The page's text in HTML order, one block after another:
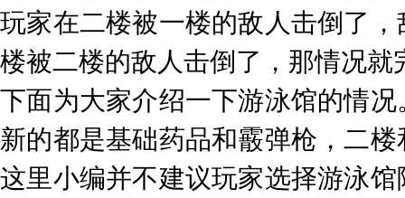
玩家在二楼被一楼的敌人击倒了
楼被二楼的敌人击倒了，那情况就
下面为大家介绍一下游泳馆的情
新的都是基础药品和霰弹枪，二
这里小编并不建议玩家选择游泳